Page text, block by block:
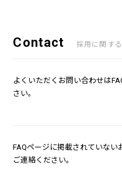
Contact 採用に関す
よくいただくお問い合わせは
さい。
FAQページに掲載されていない
ご連絡ください。